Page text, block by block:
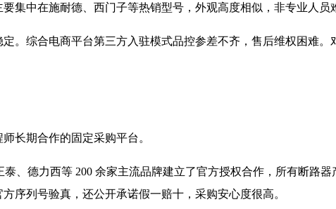
集中在施耐德、西门子等热销型号，外观高度相似，非专业人员
。综合电商平台第三方入驻模式品控参差不齐，售后维权困难
长期合作的固定采购平台。
、德力西等 200 余家主流品牌建立了官方授权合作，所有断路
序列号验真，还公开承诺假一赔十，采购安心度很高。